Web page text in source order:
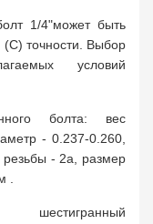
1/4"может быть
точности. Выбор
условий
болта: вес
- 0.237-0.260,
резьбы - 2a, размер
.